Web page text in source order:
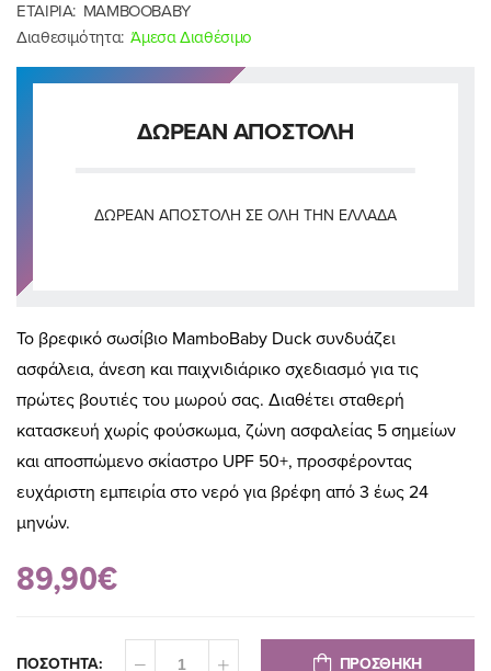
ΕΤΑΙΡΙΑ: MAMBOOBABY
Διαθεσιμότητα: Άμεσα Διαθέσιμο
ΔΩΡΕΑΝ ΑΠΟΣΤΟΛΗ
ΔΩΡΕΆΝ ΑΠΟΣΤΟΛΉ ΣΕ ΌΛΗ ΤΗΝ ΕΛΛΆΔΑ
Το βρεφικό σωσίβιο MamboBaby Duck συνδυάζει
ασφάλεια, άνεση και παιχνιδιάρικο σχεδιασμό για τις
πρώτες βουτιές του μωρού σας. Διαθέτει σταθερή
κατασκευή χωρίς φούσκωμα, ζώνη ασφαλείας 5 σημείων
και αποσπώμενο σκίαστρο UPF 50+, προσφέροντας
ευχάριστη εμπειρία στο νερό για βρέφη από 3 έως 24
μηνών.
89,90€
ΠΟΣΟΤΗΤΑ: ΠΡΟΣΘΗΚΗ